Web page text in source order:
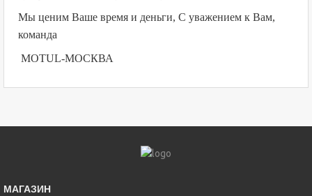
Мы ценим Ваше время и деньги, С уважением к Вам,
команда
MOTUL-МОСКВА
МАГАЗИН